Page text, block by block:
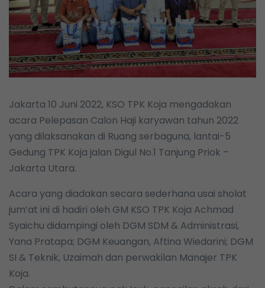
Jakarta 10 Juni 2022, KSO TPK Koja mengadakan
acara Pelepasan Calon Haji karyawan tahun 2022
yang dilaksanakan di Ruang serbaguna, lantai-5
Gedung TPK Koja jalan Digul No.1 Tanjung Priok –
Jakarta Utara.
Acara yang diadakan secara sederhana usai sholat
jum’at ini di hadiri oleh GM KSO TPK Koja Achmad
Syaichu didampingi oleh DGM SDM & Administrasi,
Yana Pratapa; DGM Keuangan, Aftina Wiedarini; DGM
SI & Teknik, Uzaimah dan perwakilan Manajer TPK
Koja.